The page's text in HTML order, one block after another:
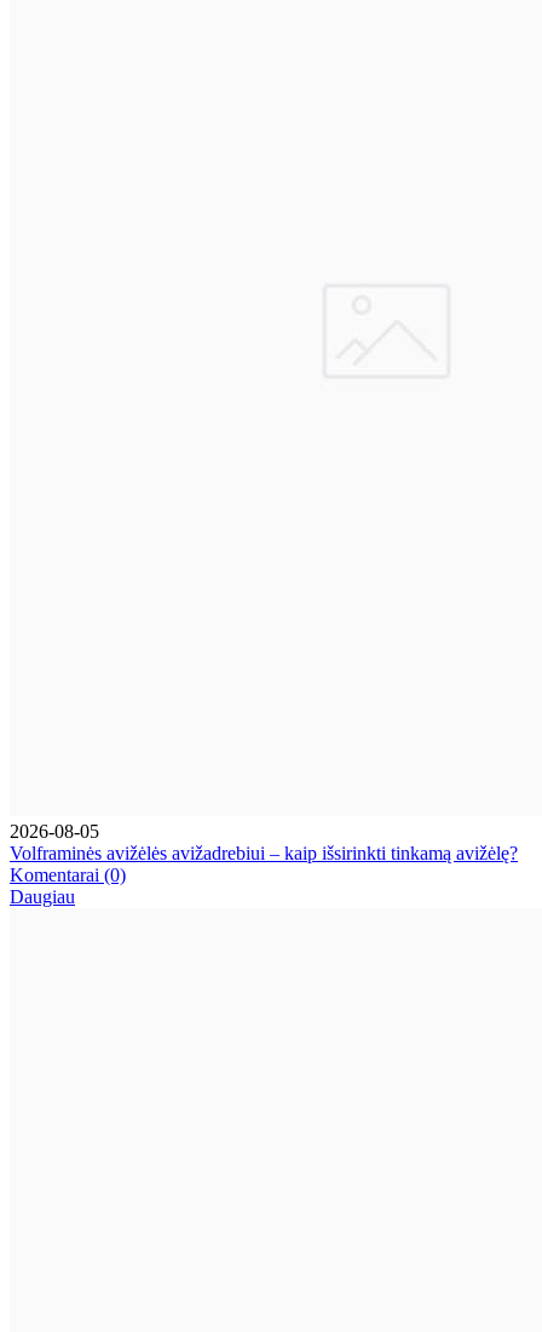
2026-08-05
Volframinės avižėlės avižadrebiui – kaip išsirinkti tinkamą avižėlę?
Komentarai (0)
Daugiau